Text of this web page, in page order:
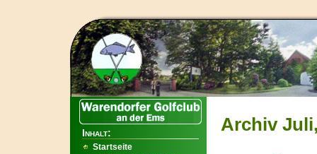
Archiv
Inhalt:
Startseite